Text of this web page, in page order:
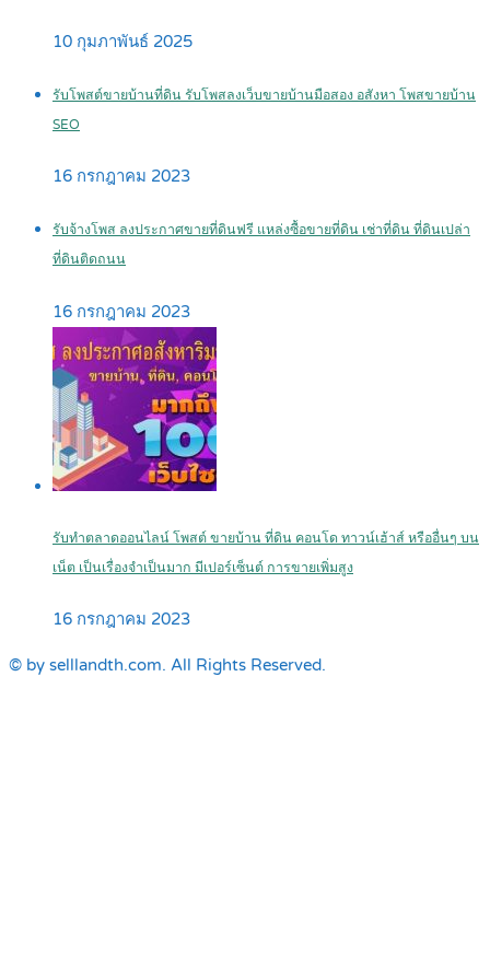
10 กุมภาพันธ์ 2025
รับโพสต์ขายบ้านที่ดิน รับโพสลงเว็บขายบ้านมือสอง อสังหา โพสขายบ้าน
SEO
16 กรกฎาคม 2023
รับจ้างโพส ลงประกาศขายที่ดินฟรี แหล่งซื้อขายที่ดิน เช่าที่ดิน ที่ดินเปล่า
ที่ดินติดถนน
16 กรกฎาคม 2023
รับทำตลาดออนไลน์ โพสต์ ขายบ้าน ที่ดิน คอนโด ทาวน์เฮ้าส์ หรืออื่นๆ บน
เน็ต เป็นเรื่องจำเป็นมาก มีเปอร์เซ็นต์ การขายเพิ่มสูง
16 กรกฎาคม 2023
© by selllandth.com. All Rights Reserved.